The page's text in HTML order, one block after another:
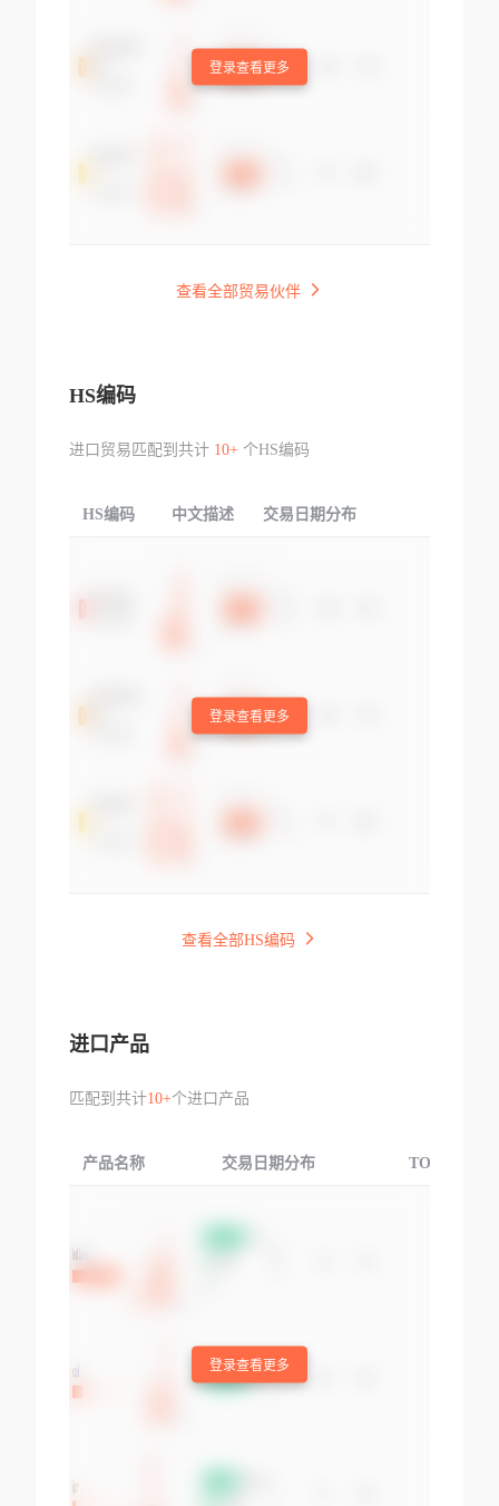
登录查看更多
查看全部贸易伙伴
HS编码
进口贸易匹配到共计 10+个HS编码
HS编码 中文描述 交易日期分布
登录查看更多
查看全部HS编码
进口产品
匹配到共计10+个进口产品
产品名称 交易日期分布 TOP3交易国
登录查看更多